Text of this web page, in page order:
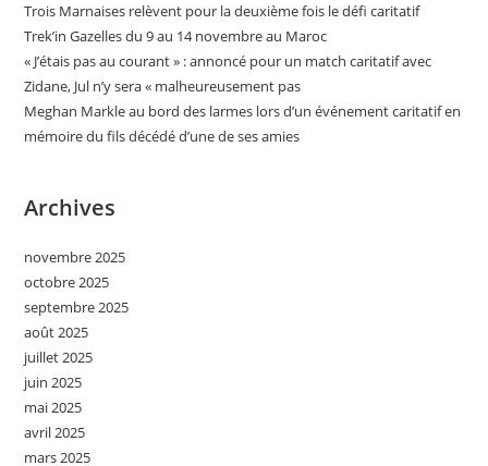
Trois Marnaises relèvent pour la deuxième fois le défi caritatif
Trek’in Gazelles du 9 au 14 novembre au Maroc
« J’étais pas au courant » : annoncé pour un match caritatif avec
Zidane, Jul n’y sera « malheureusement pas
Meghan Markle au bord des larmes lors d’un événement caritatif en
mémoire du fils décédé d’une de ses amies
Archives
novembre 2025
octobre 2025
septembre 2025
août 2025
juillet 2025
juin 2025
mai 2025
avril 2025
mars 2025